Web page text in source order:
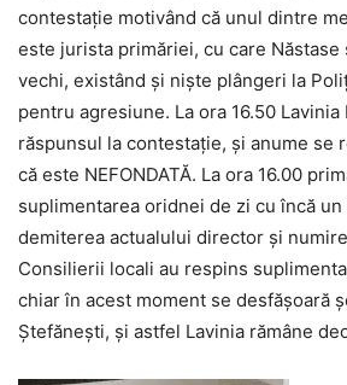
contestație motivând că unul dintre
este jurista primăriei, cu care
vechi, existând și niște plângeri la
pentru agresiune. La ora 16.50
răspunsul la contestație, și anume se
că este NEFONDATĂ. La ora 16.00
suplimentarea oridnei de zi cu încă un
demiterea actualului director și
Consilierii locali au respins
chiar în acest moment se desfășoară
Ștefănești, și astfel Lavinia rămâne